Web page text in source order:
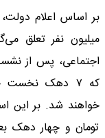
میلیون نفر تعلق
اجتماعی، پس از
که ۷ دهک